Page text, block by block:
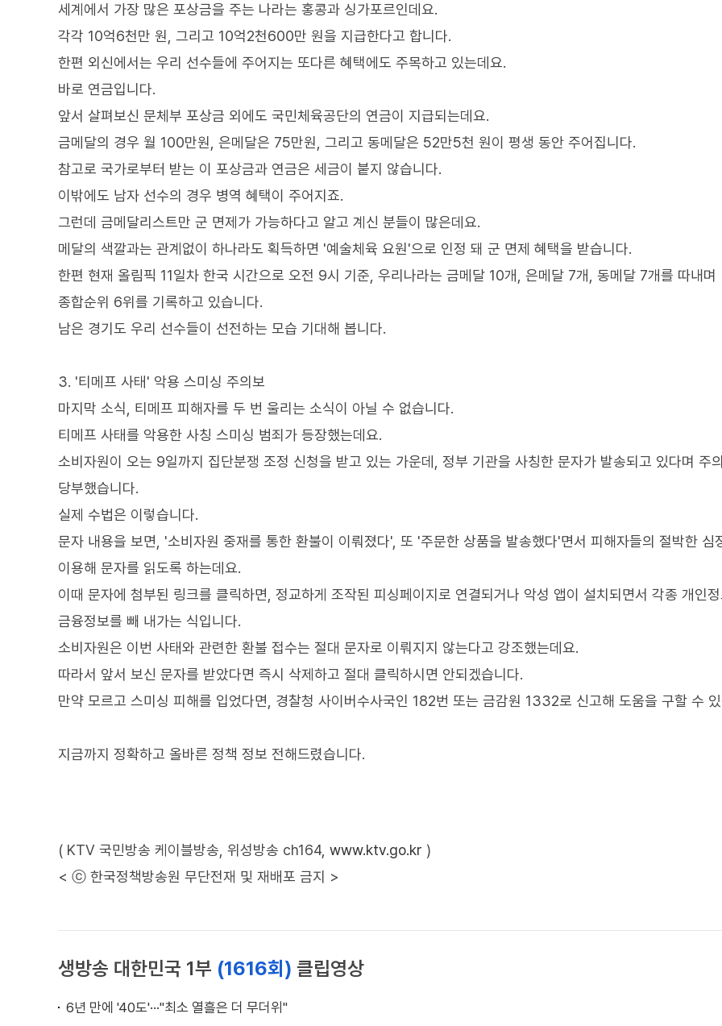
세계에서 가장 많은 포상금을 주는 나라는 홍콩과 싱가포르인데요.
각각 10억6천만 원, 그리고 10억2천600만 원을 지급한다고 합니다.
한편 외신에서는 우리 선수들에 주어지는 또다른 혜택에도 주목하고 있는데요.
바로 연금입니다.
앞서 살펴보신 문체부 포상금 외에도 국민체육공단의 연금이 지급되는데요.
금메달의 경우 월 100만원, 은메달은 75만원, 그리고 동메달은 52만5천 원이 평생 동안 주어집니다.
참고로 국가로부터 받는 이 포상금과 연금은 세금이 붙지 않습니다.
이밖에도 남자 선수의 경우 병역 혜택이 주어지죠.
그런데 금메달리스트만 군 면제가 가능하다고 알고 계신 분들이 많은데요.
메달의 색깔과는 관계없이 하나라도 획득하면 '예술체육 요원'으로 인정 돼 군 면제 혜택을 받습니다.
한편 현재 올림픽 11일차 한국 시간으로 오전 9시 기준, 우리나라는 금메달 10개, 은메달 7개, 동메달 7개를 따내며
종합순위 6위를 기록하고 있습니다.
남은 경기도 우리 선수들이 선전하는 모습 기대해 봅니다.
3. '티메프 사태' 악용 스미싱 주의보
마지막 소식, 티메프 피해자를 두 번 울리는 소식이 아닐 수 없습니다.
티메프 사태를 악용한 사칭 스미싱 범죄가 등장했는데요.
소비자원이 오는 9일까지 집단분쟁 조정 신청을 받고 있는 가운데, 정부 기관을 사칭한 문자가 발송되고 있다며 주
당부했습니다.
실제 수법은 이렇습니다.
문자 내용을 보면, '소비자원 중재를 통한 환불이 이뤄졌다', 또 '주문한 상품을 발송했다'면서 피해자들의 절박한 심
이용해 문자를 읽도록 하는데요.
이때 문자에 첨부된 링크를 클릭하면, 정교하게 조작된 피싱페이지로 연결되거나 악성 앱이 설치되면서 각종 개인
금융정보를 빼 내가는 식입니다.
소비자원은 이번 사태와 관련한 환불 접수는 절대 문자로 이뤄지지 않는다고 강조했는데요.
따라서 앞서 보신 문자를 받았다면 즉시 삭제하고 절대 클릭하시면 안되겠습니다.
만약 모르고 스미싱 피해를 입었다면, 경찰청 사이버수사국인 182번 또는 금감원 1332로 신고해 도움을 구할 수
지금까지 정확하고 올바른 정책 정보 전해드렸습니다.
( KTV 국민방송 케이블방송, 위성방송 ch164, www.ktv.go.kr )
< ⓒ 한국정책방송원 무단전재 및 재배포 금지 >
생방송 대한민국 1부 (1616회) 클립영상
6년 만에 '40도'···"최소 열흘은 더 무더위"